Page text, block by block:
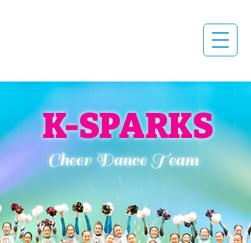
K-SPARKS​
Cheer Dance Team